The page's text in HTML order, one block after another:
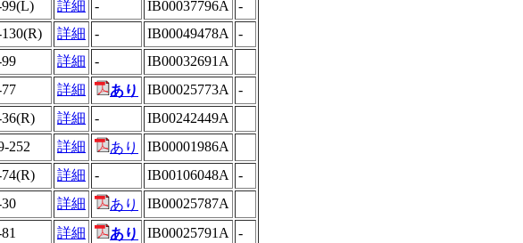
詳細 - IB00037796A
-
詳細 - IB00049478A
-
詳細 -
IB00032691A
詳細 あり IB00025773A
-
詳細 -
IB00242449A
252 詳細 あり
IB00001986A
詳細 - IB00106048A
-
詳細 あり
IB00025787A
詳細 あり IB00025791A -